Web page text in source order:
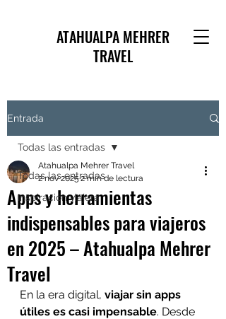
ATAHUALPA MEHRER
TRAVEL
Entrada
Todas las entradas
Inspiración viajera
Todas las entradas
Apps y herramientas
indispensables para viajeros
en 2025 – Atahualpa Mehrer
Travel
Atahualpa Mehrer Travel
2 nov 20252 min de lectura
En la era digital, viajar sin apps
útiles es casi impensable. Desde